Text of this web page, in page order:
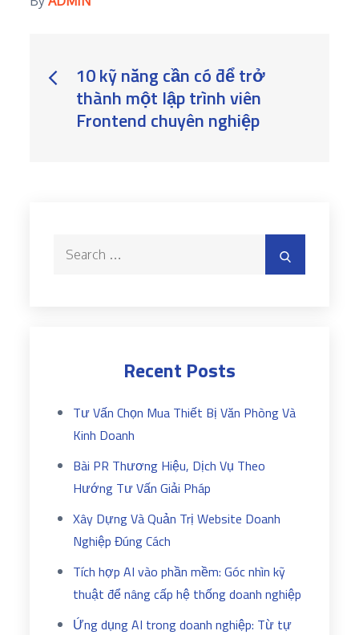
Post
navigation
10 kỹ năng cần có để trở
thành một lập trình viên
Frontend chuyên nghiệp
Search
Recent Posts
Tư Vấn Chọn Mua Thiết Bị Văn Phòng Và
Kinh Doanh
Bài PR Thương Hiệu, Dịch Vụ Theo
Hướng Tư Vấn Giải Pháp
Xây Dựng Và Quản Trị Website Doanh
Nghiệp Đúng Cách
Tích hợp AI vào phần mềm: Góc nhìn kỹ
thuật để nâng cấp hệ thống doanh nghiệp
Ứng dụng AI trong doanh nghiệp: Từ tự